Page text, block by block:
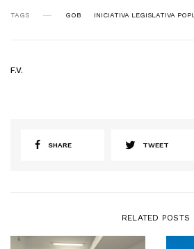
TAGS GOB INICIATIVA LEGISLATIVA
F.V.
SHARE TWEET
RELATED POSTS